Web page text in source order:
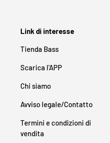
Link di interesse
Tienda Bass
Scarica l'APP
Chi siamo
Avviso legale/Contatto
Termini e condizioni di
vendita